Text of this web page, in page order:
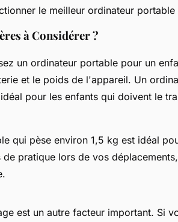
le meilleur ordinateur
à Considérer ?
un ordinateur portable pour un
et le poids de l'appareil. Un
pour les enfants qui doivent le
qui pèse environ 1,5 kg est idéal
pratique lors de vos
est un autre facteur important. Si